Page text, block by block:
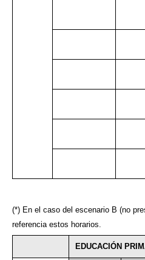
(*) En el caso del escenario B (no
referencia estos horarios.
EDUCACIÓN